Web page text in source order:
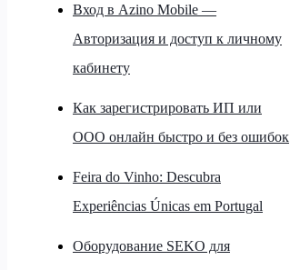
Вход в Azino Mobile —
Авторизация и доступ к личному
кабинету
Как зарегистрировать ИП или
ООО онлайн быстро и без ошибок
Feira do Vinho: Descubra
Experiências Únicas em Portugal
Оборудование SEKO для